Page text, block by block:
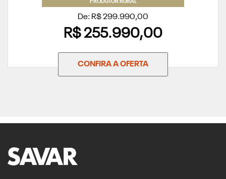
PRODUTOR RURAL
De: R$ 299.990,00
R$ 255.990,00
CONFIRA A OFERTA